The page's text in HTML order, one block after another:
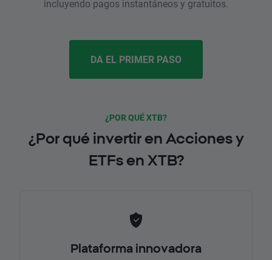
incluyendo pagos instantáneos y gratuitos.
DA EL PRIMER PASO
¿POR QUÉ XTB?
¿Por qué invertir en Acciones y
ETFs en XTB?
Plataforma innovadora